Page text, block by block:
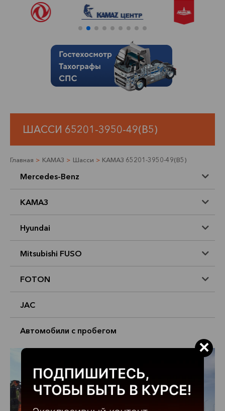
ШАССИ 65201-3950-49(B5)
Главная > КАМАЗ > Шасси > КАМАЗ 65201-3950-49(B5)
Mercedes-Benz
КАМАЗ
Hyundai
Mitsubishi FUSO
FOTON
JAC
Автомобили с пробегом
×